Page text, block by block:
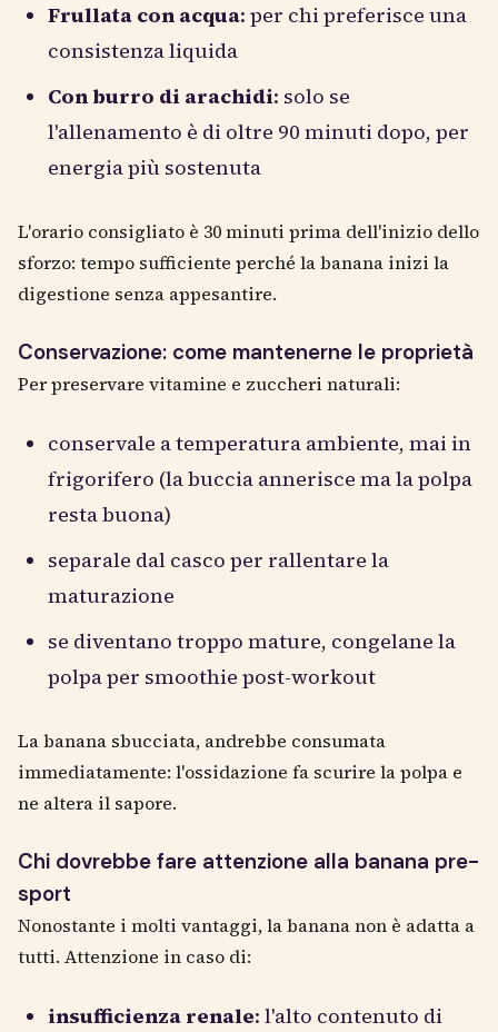
Frullata con acqua: per chi preferisce una
consistenza liquida
Con burro di arachidi: solo se
l'allenamento è di oltre 90 minuti dopo, per
energia più sostenuta
L'orario consigliato è 30 minuti prima dell'inizio dello
sforzo: tempo sufficiente perché la banana inizi la
digestione senza appesantire.
Conservazione: come mantenerne le proprietà
Per preservare vitamine e zuccheri naturali:
conservale a temperatura ambiente, mai in
frigorifero (la buccia annerisce ma la polpa
resta buona)
separale dal casco per rallentare la
maturazione
se diventano troppo mature, congelane la
polpa per smoothie post-workout
La banana sbucciata, andrebbe consumata
immediatamente: l'ossidazione fa scurire la polpa e
ne altera il sapore.
Chi dovrebbe fare attenzione alla banana pre-
sport
Nonostante i molti vantaggi, la banana non è adatta a
tutti. Attenzione in caso di:
insufficienza renale: l'alto contenuto di